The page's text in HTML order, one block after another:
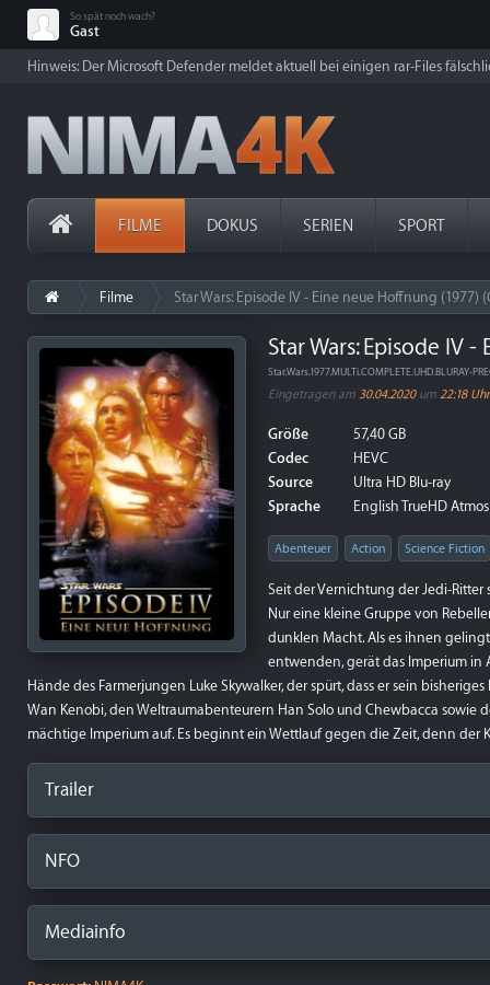
So spät noch wach?
Gast
Hinweis: Der Microsoft Defender meldet aktuell bei einigen rar-Files
FILME DOKUS SERIEN SPORT
Filme Star Wars: Episode IV - Eine neue Hoffnung (1977)
Star Wars: Episode IV
Star.Wars.1977.MULTi.COMPLETE.UHD.BLURAY-
Eingetragen am 30.04.2020um 22:18 Uhr
Größe
57,40 GB
Codec
HEVC
Source
Ultra HD Blu-ray
Sprache
English TrueHD
Abenteuer Action Science Fiction
Seit der Vernichtung der Jedi-
Nur eine kleine Gruppe von
dunklen Macht. Als es ihnen
entwenden, gerät das Imperium in
Hände des Farmerjungen Luke Skywalker, der spürt, dass er sein
Wan Kenobi, den Weltraumabenteurern Han Solo und Chewbacca sowie
mächtige Imperium auf. Es beginnt ein Wettlauf gegen die Zeit, denn der
Trailer
NFO
Mediainfo